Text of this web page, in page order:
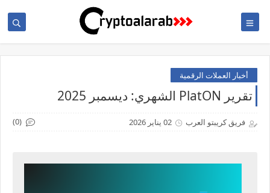
أخبار العملات الرقمية
تقرير PlatON الشهري: ديسمبر 2025
فريق كريبتو العرب 02 يناير 2026 (0)